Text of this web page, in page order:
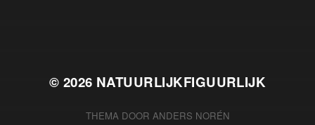
© 2026 NATUURLIJKFIGUURLIJK
THEMA DOOR ANDERS NORÉN